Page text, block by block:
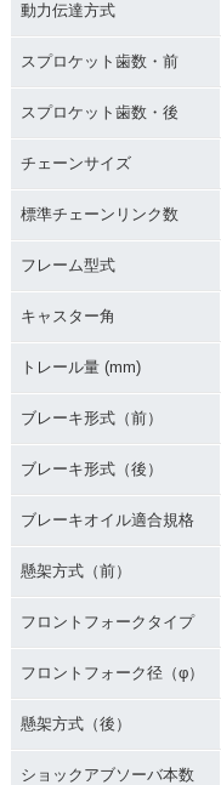
動力伝達方式
スプロケット歯数・前
スプロケット歯数・後
チェーンサイズ
標準チェーンリンク数
フレーム型式
キャスター角
トレール量 (mm)
ブレーキ形式（前）
ブレーキ形式（後）
ブレーキオイル適合規格
懸架方式（前）
フロントフォークタイプ
フロントフォーク径（φ）
懸架方式（後）
ショックアブソーバ本数